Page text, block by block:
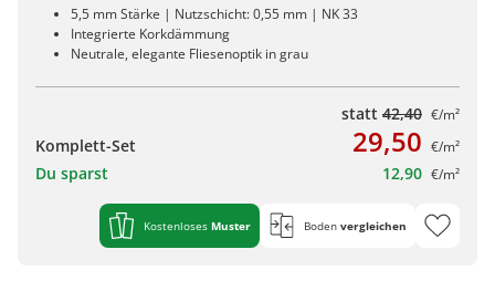
5,5 mm Stärke | Nutzschicht: 0,55 mm | NK 33
Integrierte Korkdämmung
Neutrale, elegante Fliesenoptik in grau
statt 42,40 €/m²
Komplett-Set 29,50 €/m²
Du sparst 12,90 €/m²
Kostenloses Muster Boden vergleichen